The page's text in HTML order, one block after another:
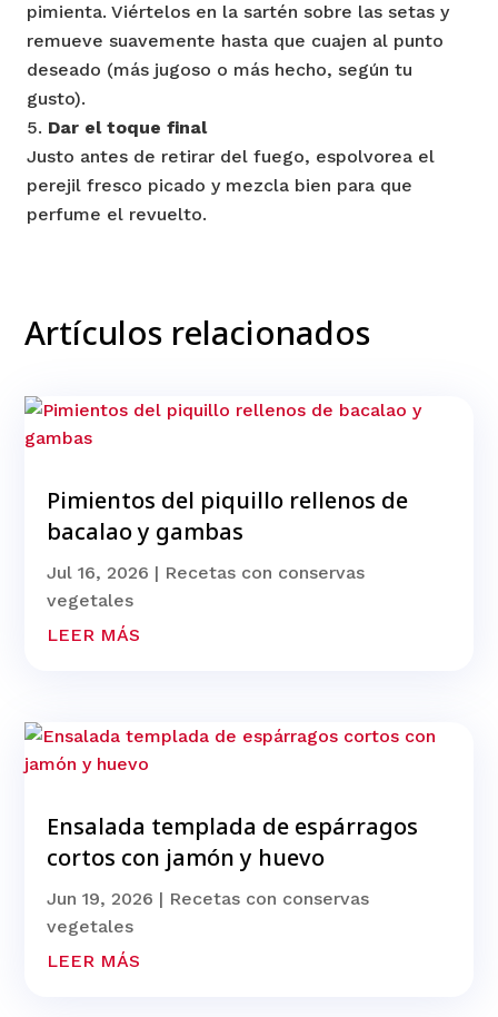
pimienta. Viértelos en la sartén sobre las setas y
remueve suavemente hasta que cuajen al punto
deseado (más jugoso o más hecho, según tu
gusto).
Dar el toque final
Justo antes de retirar del fuego, espolvorea el
perejil fresco picado y mezcla bien para que
perfume el revuelto.
Artículos relacionados
Pimientos del piquillo rellenos de
bacalao y gambas
Jul 16, 2026 | Recetas con conservas
vegetales
LEER MÁS
Ensalada templada de espárragos
cortos con jamón y huevo
Jun 19, 2026 | Recetas con conservas
vegetales
LEER MÁS